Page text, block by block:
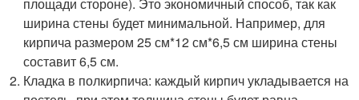
ширина стены будет минимальной. Например, для
кирпича размером 25 см*12 см*6,5 см ширина стены
составит 6,5 см.
Кладка в полкирпича: каждый кирпич укладывается на